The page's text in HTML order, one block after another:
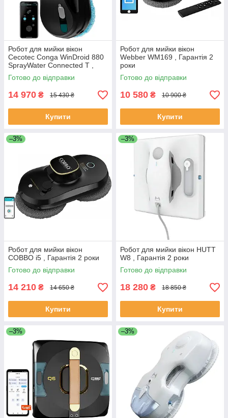
Робот для мийки вікон
Cecotec Conga WinDroid 880
SprayWater Connected T ,
Гарантія 2 роки
Готово до відправки
14 970 ₴ 15 430 ₴
Купити
Робот для мийки вікон
Webber WM169 , Гарантія 2
роки
Готово до відправки
10 580 ₴ 10 900 ₴
Купити
–3%
Робот для мийки вікон
COBBO i5 , Гарантія 2 роки
Готово до відправки
14 210 ₴ 14 650 ₴
Купити
–3%
Робот для мийки вікон HUTT
W8 , Гарантія 2 роки
Готово до відправки
18 280 ₴ 18 850 ₴
Купити
–3% –3%